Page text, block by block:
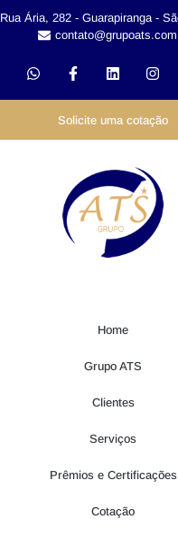
Rua Ária, 282 - Guarapiranga -
Solicite uma cotação
Home
Grupo ATS
Clientes
Serviços
Prêmios e Certificações
Cotação